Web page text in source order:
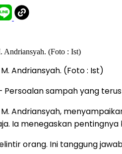
Andriansyah. (Foto : Ist)
Persoalan sampah yang
M. Andriansyah,
Ia menegaskan
orang. Ini tanggung